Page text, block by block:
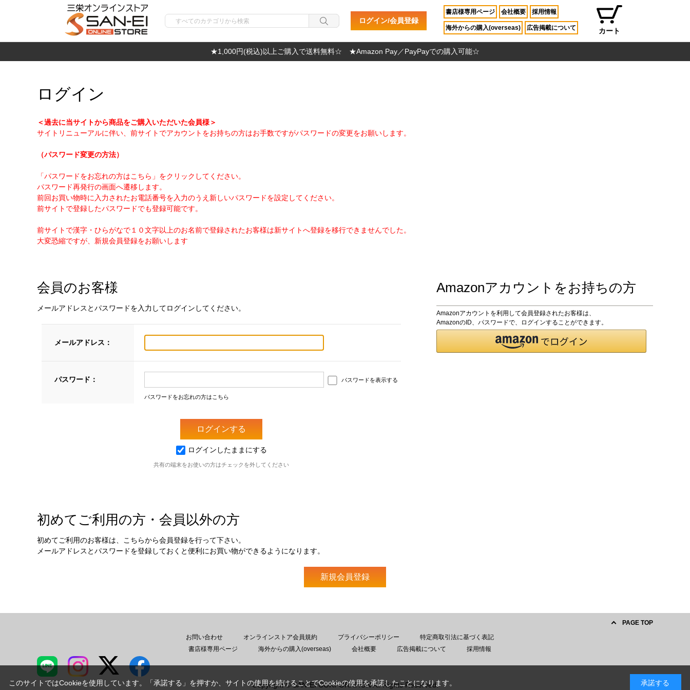
ログイン/会員登録
書店様専用ページ 会社概要 採用情報
海外からの購入(overseas) 広告掲載について カート
★1,000円(税込)以上ご購入で送料無料☆ ★Amazon Pay／PayPayでの購入可能☆
ログイン
＜過去に当サイトから商品をご購入いただいた会員様＞
サイトリニューアルに伴い、前サイトでアカウントをお持ちの方はお手数ですがパスワードの変更をお願いします。
（パスワード変更の方法）
「パスワードをお忘れの方はこちら」をクリックしてください。
パスワード再発行の画面へ遷移します。
前回お買い物時に入力されたお電話番号を入力のうえ新しいパスワードを設定してください。
前サイトで登録したパスワードでも登録可能です。
前サイトで漢字・ひらがなで１０文字以上のお名前で登録されたお客様は新サイトへ登録を移行できませんでした。
大変恐縮ですが、新規会員登録をお願いします
会員のお客様
メールアドレスとパスワードを入力してログインしてください。
メールアドレス：
パスワード： パスワードを表示する
パスワードをお忘れの方はこちら
ログインしたままにする
共有の端末をお使いの方はチェックを外してください
Amazonアカウントをお持ちの方
Amazonアカウントを利用して会員登録されたお客様は、
AmazonのID、パスワードで、ログインすることができます。
初めてご利用の方・会員以外の方
初めてご利用のお客様は、こちらから会員登録を行って下さい。
メールアドレスとパスワードを登録しておくと便利にお買い物ができるようになります。
PAGE TOP
お問い合わせ
オンラインストア会員規約 プライバシーポリシー
特定商取引法に基づく表記
書店様専用ページ
海外からの購入(overseas) 会社概要 広告掲載について 採用情報
Copyright © SAN-EI CORPORATION All Rights Reserved.
このサイトではCookieを使用しています。「承諾する」を押すか、サイトの使用を続けることでCookieの使用を承諾したことになります。 承諾する